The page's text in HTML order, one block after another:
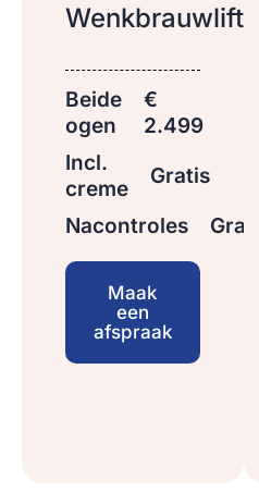
Wenkbrauwlift
Beide
ogen
€
2.499
Incl.
creme
Gratis
Nacontroles
Gratis
Maak
een
afspraak